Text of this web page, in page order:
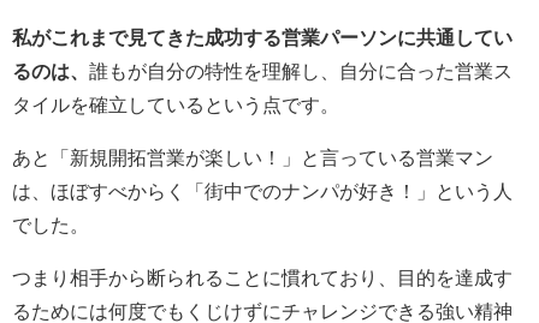
私がこれまで見てきた成功する営業パーソンに共通してい
るのは、 誰もが自分の特性を理解し、自分に合った営業ス
タイルを確立しているという点です。
あと「新規開拓営業が楽しい！」と言っている営業マン
は、ほぼすべからく「街中でのナンパが好き！」という人
でした。
つまり相手から断られることに慣れており、目的を達成す
るためには何度でもくじけずにチャレンジできる強い精神